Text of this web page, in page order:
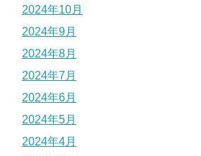
2024年10月
2024年9月
2024年8月
2024年7月
2024年6月
2024年5月
2024年4月